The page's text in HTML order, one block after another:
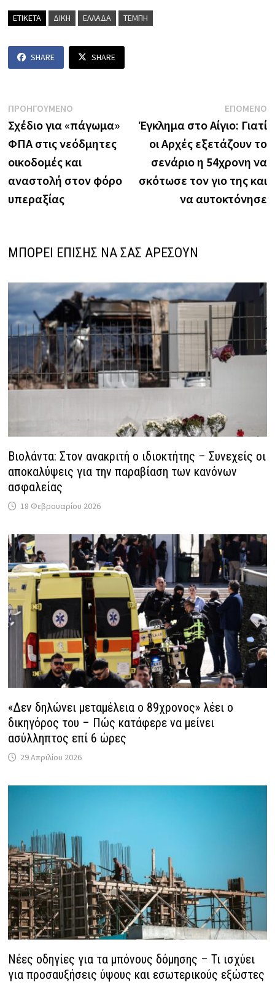
ΕΤΙΚΕΤΑ ΔΙΚΗ ΕΛΛΑΔΑ ΤΕΜΠΗ
SHARE SHARE
Πλοήγηση
άρθρων
ΠΡΟΗΓΟΥΜΕΝΟ
post:
Σχέδιο για «πάγωμα»
ΦΠΑ στις νεόδμητες
οικοδομές και
αναστολή στον φόρο
υπεραξίας
ΕΠΟΜΕΝΟ
Έγκλημα στο Αίγιο: Γιατί
οι Αρχές εξετάζουν το
σενάριο η 54χρονη να
σκότωσε τον γιο της και
να αυτοκτόνησε
ΜΠΟΡΕΙ ΕΠΙΣΗΣ ΝΑ ΣΑΣ ΑΡΕΣΟΥΝ
Βιολάντα: Στον ανακριτή ο ιδιοκτήτης – Συνεχείς οι
αποκαλύψεις για την παραβίαση των κανόνων
ασφαλείας
18 Φεβρουαρίου 2026
«Δεν δηλώνει μεταμέλεια ο 89χρονος» λέει ο
δικηγόρος του – Πώς κατάφερε να μείνει
ασύλληπτος επί 6 ώρες
29 Απριλίου 2026
Νέες οδηγίες για τα μπόνους δόμησης – Τι ισχύει
για προσαυξήσεις ύψους και εσωτερικούς εξώστες